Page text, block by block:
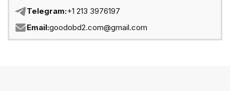
Telegram:+1 213 3976197
Email:goodobd2.com@gmail.com